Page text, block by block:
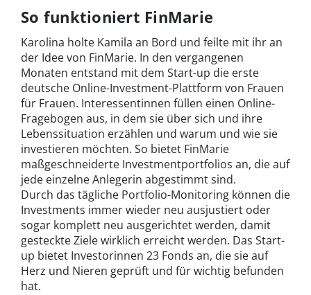
So funktioniert FinMarie
Karolina holte Kamila an Bord und feilte mit ihr an
der Idee von FinMarie. In den vergangenen
Monaten entstand mit dem Start-up die erste
deutsche Online-Investment-Plattform von Frauen
für Frauen. Interessentinnen füllen einen Online-
Fragebogen aus, in dem sie über sich und ihre
Lebenssituation erzählen und warum und wie sie
investieren möchten. So bietet FinMarie
maßgeschneiderte Investmentportfolios an, die auf
jede einzelne Anlegerin abgestimmt sind.
Durch das tägliche Portfolio-Monitoring können die
Investments immer wieder neu ausjustiert oder
sogar komplett neu ausgerichtet werden, damit
gesteckte Ziele wirklich erreicht werden. Das Start-
up bietet Investorinnen 23 Fonds an, die sie auf
Herz und Nieren geprüft und für wichtig befunden
hat.